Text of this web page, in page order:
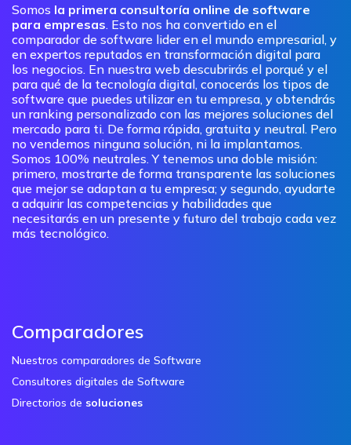
Somos la primera consultoría online de software
para empresas. Esto nos ha convertido en el
comparador de software lider en el mundo empresarial, y
en expertos reputados en transformación digital para
los negocios. En nuestra web descubrirás el porqué y el
para qué de la tecnología digital, conocerás los tipos de
software que puedes utilizar en tu empresa, y obtendrás
un ranking personalizado con las mejores soluciones del
mercado para ti. De forma rápida, gratuita y neutral. Pero
no vendemos ninguna solución, ni la implantamos.
Somos 100% neutrales. Y tenemos una doble misión:
primero, mostrarte de forma transparente las soluciones
que mejor se adaptan a tu empresa; y segundo, ayudarte
a adquirir las competencias y habilidades que
necesitarás en un presente y futuro del trabajo cada vez
más tecnológico.
Comparadores
Nuestros comparadores de Software
Consultores digitales de Software
Directorios de soluciones